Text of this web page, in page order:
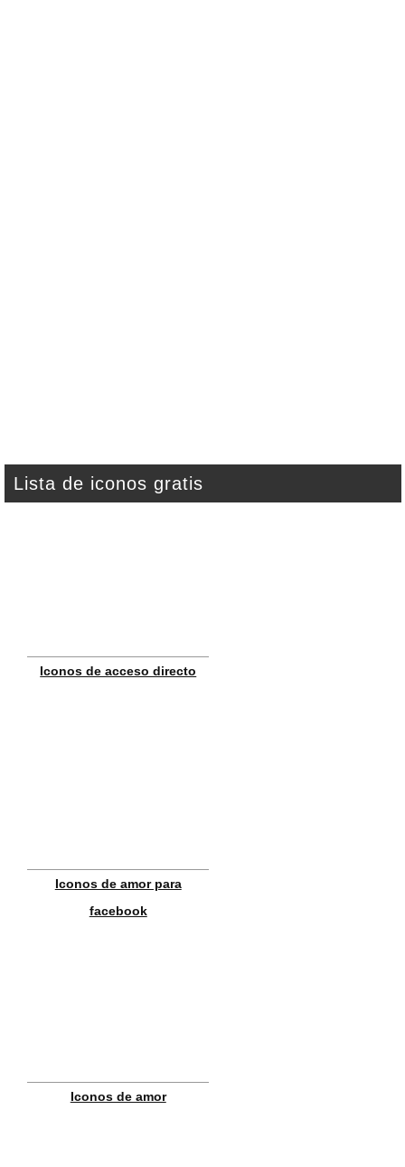
Lista de iconos gratis
Iconos de acceso directo
Iconos de amor para
facebook
Iconos de amor